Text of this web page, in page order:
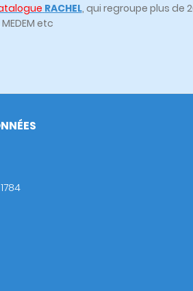
RACHEL, qui regroupe plus de
etc